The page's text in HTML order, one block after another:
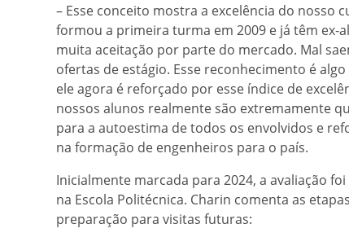
– Esse conceito mostra a excelência do nosso
formou a primeira turma em 2009 e já têm ex-
muita aceitação por parte do mercado. Mal
ofertas de estágio. Esse reconhecimento é
ele agora é reforçado por esse índice de
nossos alunos realmente são extremamente
para a autoestima de todos os envolvidos e
na formação de engenheiros para o país.
Inicialmente marcada para 2024, a avaliação
na Escola Politécnica. Charin comenta as
preparação para visitas futuras: